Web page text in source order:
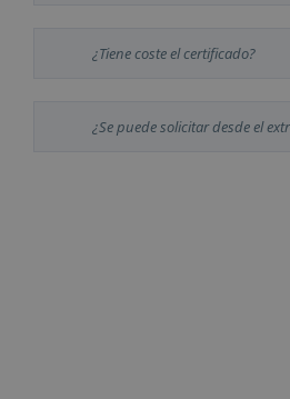
¿Tiene coste el certificado?
¿Se puede solicitar desde el